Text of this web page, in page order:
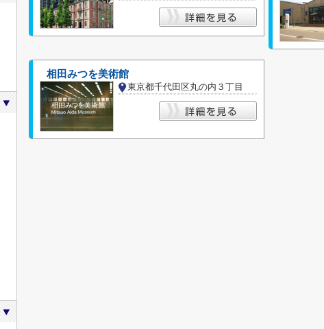
相田みつを美術館
東京都千代田区丸の内３丁目